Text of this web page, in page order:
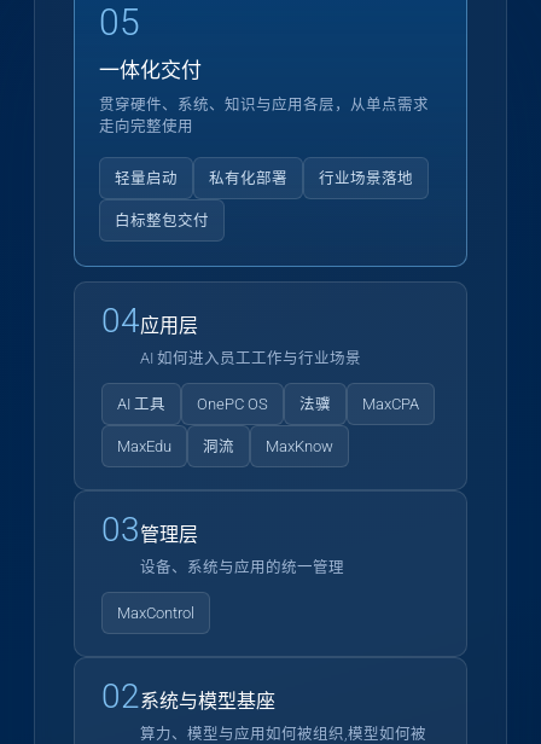
04应用层
AI 如何进入员工工作与行业场景
AI 工具 OnePC OS 法骥 MaxCPA
MaxEdu 洞流 MaxKnow
03管理层
设备、系统与应用的统一管理
MaxControl
02系统与模型基座
算力、模型与应用如何被组织,模型如何被
05
一体化交付
贯穿硬件、系统、知识与应用各层，从单点需求
走向完整使用
轻量启动 私有化部署 行业场景落地
白标整包交付